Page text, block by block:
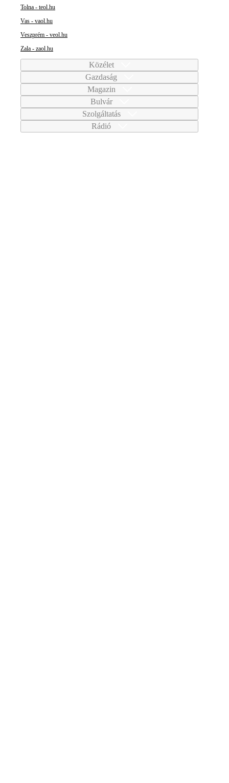
Tolna - teol.hu
Vas - vaol.hu
Veszprém - veol.hu
Zala - zaol.hu
Közélet
Gazdaság
Magazin
Bulvár
Szolgáltatás
Rádió